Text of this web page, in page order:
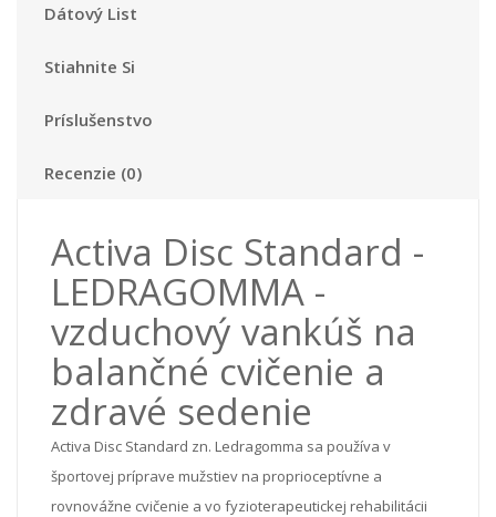
Dátový List
Stiahnite Si
Príslušenstvo
Recenzie (0)
Activa Disc Standard -
LEDRAGOMMA -
vzduchový vankúš na
balančné cvičenie a
zdravé sedenie
Activa Disc Standard zn. Ledragomma sa používa v
športovej príprave mužstiev na proprioceptívne a
rovnovážne cvičenie a vo fyzioterapeutickej rehabilitácii